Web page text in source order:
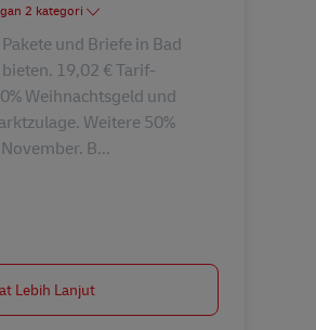
2 kategori
und Briefe in Bad
19,02 € Tarif-
Weihnachtsgeld und
Weitere 50%
B...
Lebih Lanjut